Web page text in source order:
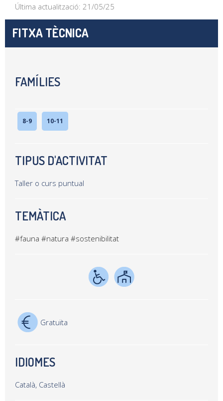
Última actualització: 21/05/25
FITXA TÈCNICA
FAMÍLIES
8-9 10-11
TIPUS D'ACTIVITAT
Taller o curs puntual
TEMÀTICA
#fauna #natura #sostenibilitat
Gratuïta
IDIOMES
Català, Castellà